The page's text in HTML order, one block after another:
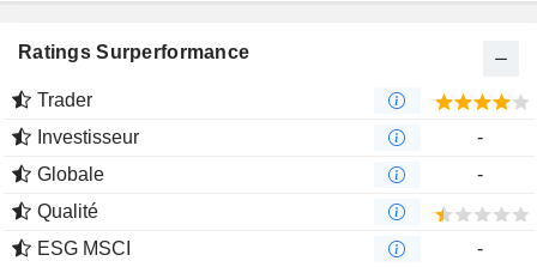
Ratings Surperformance
Trader
Investisseur
-
Globale
-
Qualité
ESG MSCI
-